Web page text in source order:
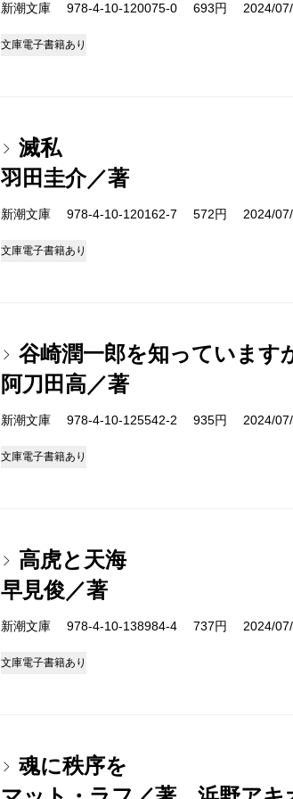
新潮文庫 978-4-10-120075-0 693円 2024/
文庫電子書籍あり
滅私
羽田圭介／著
新潮文庫 978-4-10-120162-7 572円 2024/
文庫電子書籍あり
谷崎潤一郎を知っていま
阿刀田高／著
新潮文庫 978-4-10-125542-2 935円 2024/
文庫電子書籍あり
高虎と天海
早見俊／著
新潮文庫 978-4-10-138984-4 737円 2024/
文庫電子書籍あり
魂に秩序を